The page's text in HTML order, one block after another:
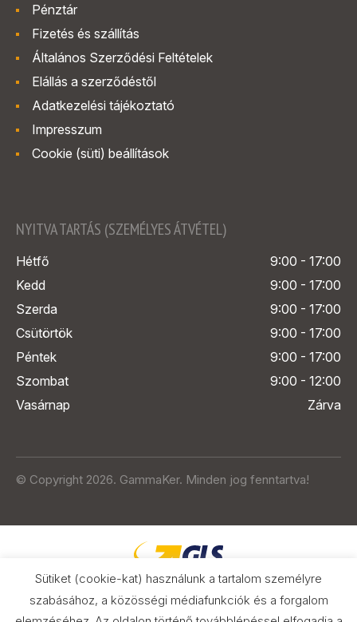
Pénztár
Fizetés és szállítás
Általános Szerződési Feltételek
Elállás a szerződéstől
Adatkezelési tájékoztató
Impresszum
Cookie (süti) beállítások
NYITVA TARTÁS (SZEMÉLYES ÁTVÉTEL)
Hétfő
9:00 - 17:00
Kedd
9:00 - 17:00
Szerda
9:00 - 17:00
Csütörtök
9:00 - 17:00
Péntek
9:00 - 17:00
Szombat
9:00 - 12:00
Vasárnap
Zárva
© Copyright 2026. GammaKer. Minden jog fenntartva!
Árak és paraméterek összehasonlítása
Sütiket (cookie-kat) használunk a tartalom személyre
szabásához, a közösségi médiafunkciók és a forgalom